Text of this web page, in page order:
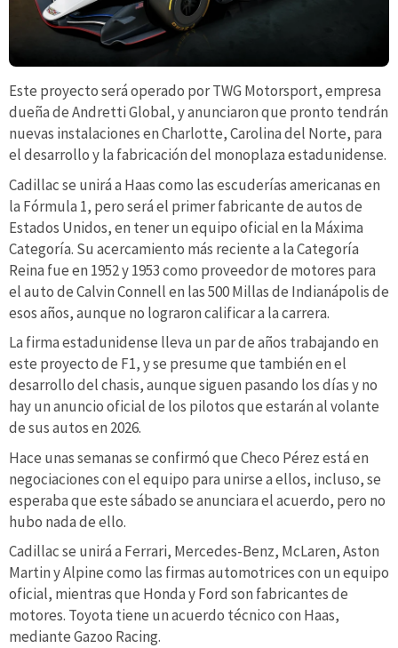
Este proyecto será operado por TWG Motorsport, empresa
dueña de Andretti Global, y anunciaron que pronto tendrán
nuevas instalaciones en Charlotte, Carolina del Norte, para
el desarrollo y la fabricación del monoplaza estadunidense.
Cadillac se unirá a Haas como las escuderías americanas en
la Fórmula 1, pero será el primer fabricante de autos de
Estados Unidos, en tener un equipo oficial en la Máxima
Categoría. Su acercamiento más reciente a la Categoría
Reina fue en 1952 y 1953 como proveedor de motores para
el auto de Calvin Connell en las 500 Millas de Indianápolis de
esos años, aunque no lograron calificar a la carrera.
La firma estadunidense lleva un par de años trabajando en
este proyecto de F1, y se presume que también en el
desarrollo del chasis, aunque siguen pasando los días y no
hay un anuncio oficial de los pilotos que estarán al volante
de sus autos en 2026.
Hace unas semanas se confirmó que Checo Pérez está en
negociaciones con el equipo para unirse a ellos, incluso, se
esperaba que este sábado se anunciara el acuerdo, pero no
hubo nada de ello.
Cadillac se unirá a Ferrari, Mercedes-Benz, McLaren, Aston
Martin y Alpine como las firmas automotrices con un equipo
oficial, mientras que Honda y Ford son fabricantes de
motores. Toyota tiene un acuerdo técnico con Haas,
mediante Gazoo Racing.